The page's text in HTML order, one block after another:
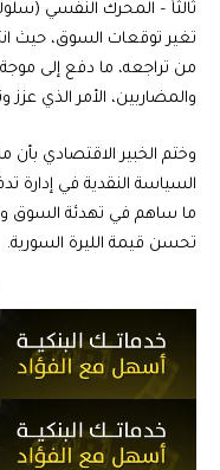
ثالثاً – المحرك النفسي
تغير توقعات السوق، حيث
من تراجعه، ما دفع إلى
والمضاربين، الأمر الذي
وختم الخبير الاقتصادي
السياسة النقدية في إدارة
ما ساهم في تهدئة السوق
تحسن قيمة الليرة السورية.